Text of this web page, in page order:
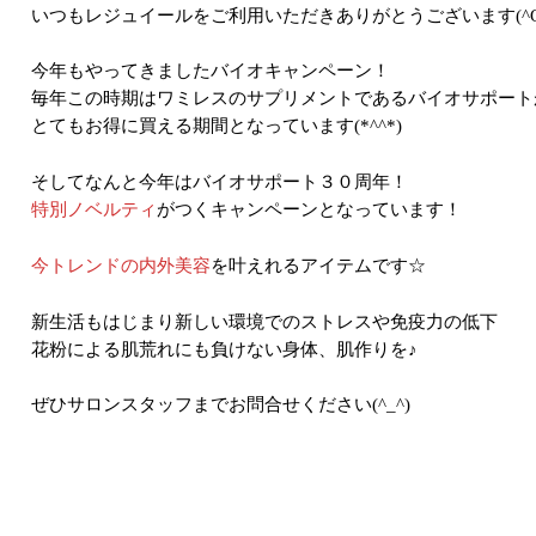
いつもレジュイールをご利用いただきありがとうございます
今年もやってきましたバイオキャンペーン！
毎年この時期はワミレスのサプリメントであるバイオサポー
とてもお得に買える期間となっています(*^^*)
そしてなんと今年はバイオサポート３０周年！
特別ノベルティ がつくキャンペーンとなっています！
今トレンドの内外美容を叶えれるアイテムです☆
新生活もはじまり新しい環境でのストレスや免疫力の低下
花粉による肌荒れにも負けない身体、肌作りを♪
ぜひサロンスタッフまでお問合せください(^_^)